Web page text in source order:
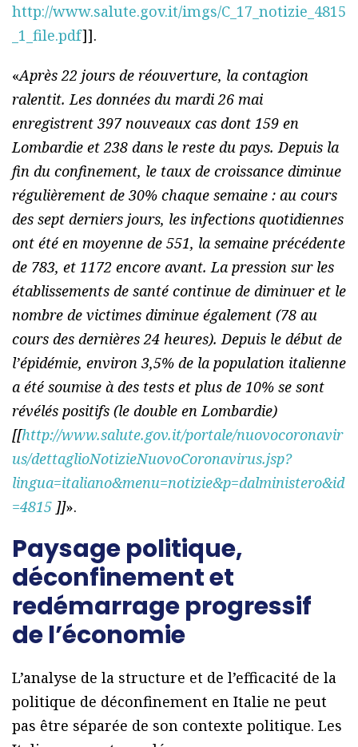
http://www.salute.gov.it/imgs/C_17_notizie_4815
_1_file.pdf]].
«Après 22 jours de réouverture, la contagion
ralentit. Les données du mardi 26 mai
enregistrent 397 nouveaux cas dont 159 en
Lombardie et 238 dans le reste du pays. Depuis la
fin du confinement, le taux de croissance diminue
régulièrement de 30% chaque semaine : au cours
des sept derniers jours, les infections quotidiennes
ont été en moyenne de 551, la semaine précédente
de 783, et 1172 encore avant. La pression sur les
établissements de santé continue de diminuer et le
nombre de victimes diminue également (78 au
cours des dernières 24 heures). Depuis le début de
l’épidémie, environ 3,5% de la population italienne
a été soumise à des tests et plus de 10% se sont
révélés positifs (le double en Lombardie)
[[http://www.salute.gov.it/portale/nuovocoronavir
us/dettaglioNotizieNuovoCoronavirus.jsp?
lingua=italiano&menu=notizie&p=dalministero&id
=4815 ]]».
Paysage politique,
déconfinement et
redémarrage progressif
de l’économie
L’analyse de la structure et de l’efficacité de la
politique de déconfinement en Italie ne peut
pas être séparée de son contexte politique. Les